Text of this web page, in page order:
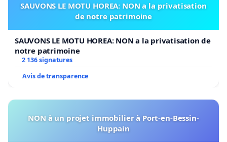
SAUVONS LE MOTU HOREA: NON a la privatisation
de notre patrimoine
SAUVONS LE MOTU HOREA: NON a la privatisation de
notre patrimoine
2 136 signatures
Avis de transparence
NON à un projet immobilier à Port-en-Bessin-
Huppain